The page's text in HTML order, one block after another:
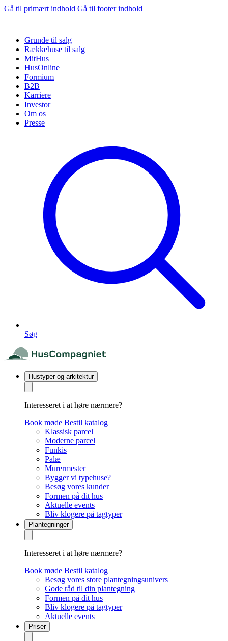
Gå til primært indhold Gå til footer indhold
Grunde til salg
Rækkehuse til salg
MitHus
HusOnline
Formium
B2B
Karriere
Investor
Om os
Presse
Søg
Hustyper og arkitektur
Interesseret i at høre nærmere?
Book møde Bestil katalog
Klassisk parcel
Moderne parcel
Funkis
Palæ
Murermester
Bygger vi typehuse?
Besøg vores kunder
Formen på dit hus
Aktuelle events
Bliv klogere på tagtyper
Plantegninger
Interesseret i at høre nærmere?
Book møde Bestil katalog
Besøg vores store plantegningsunivers
Gode råd til din plantegning
Formen på dit hus
Bliv klogere på tagtyper
Aktuelle events
Priser